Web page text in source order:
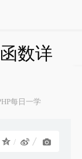
数详
每日一学